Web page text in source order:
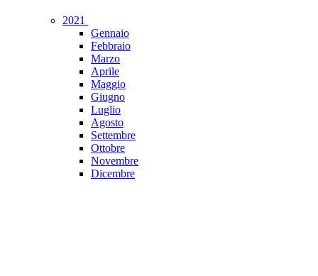
2021
Gennaio
Febbraio
Marzo
Aprile
Maggio
Giugno
Luglio
Agosto
Settembre
Ottobre
Novembre
Dicembre